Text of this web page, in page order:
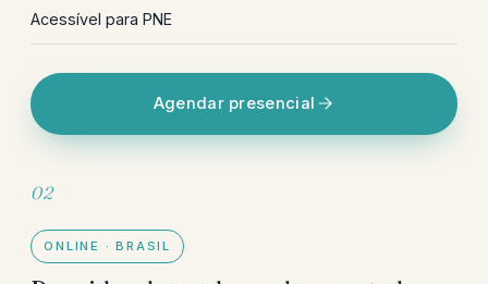
Acessível para PNE
Agendar presencial
02
ONLINE · BRASIL